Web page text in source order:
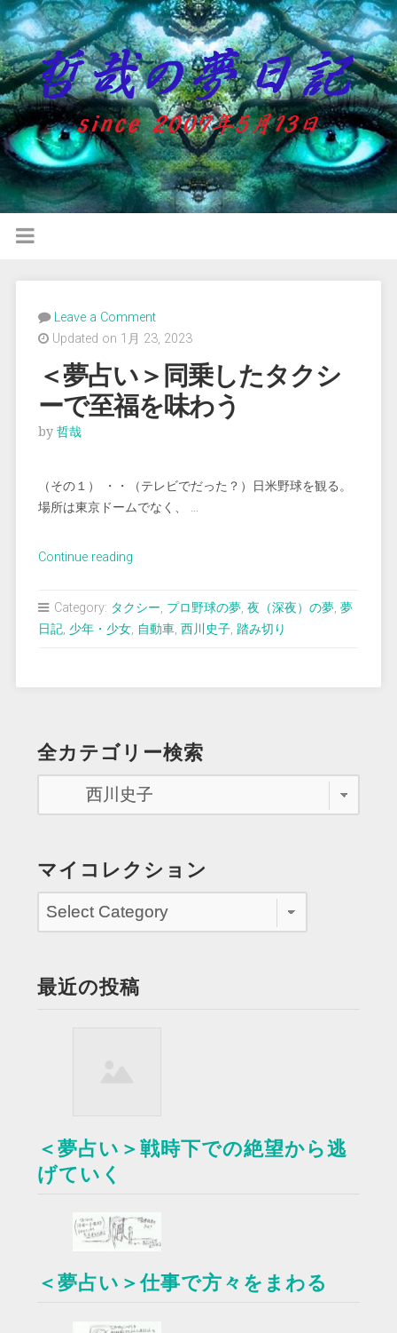
Leave a Comment
Updated on 1月 23, 2023
＜夢占い＞同乗したタクシ
ーで至福を味わう
by 哲哉
（その１） ・・（テレビでだった？）日米野球を観る。
場所は東京ドームでなく、 …
Continue reading“＜
い
乗
タ
シ
ー
福
を
味
Category: タクシー, プロ野球の夢, 夜（深夜）の夢, 夢
日記, 少年・少女, 自動車, 西川史子, 踏み切り
全カテゴリー検索
マイコレクション
最近の投稿
＜夢占い＞戦時下での絶望から逃
げていく
＜夢占い＞仕事で方々をまわる